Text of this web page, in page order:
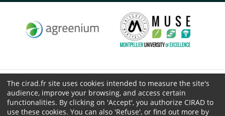
© CIRAD 2026
Legal details
Personal Data Protection
The cirad.fr site uses cookies intended to measure the site's
audience, improve your browsing, and access certain
functionalities. By clicking on 'Accept', you authorize CIRAD to
use these cookies. You can also 'Refuse', or find out more by